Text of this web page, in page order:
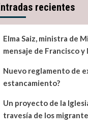
recientes
Elma Saiz, ministra de
mensaje de Francisco y
Nuevo reglamento de
estancamiento?
Un proyecto de la
travesía de los